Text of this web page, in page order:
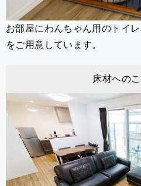
お部屋にわんちゃん用のトイ
をご用意しています。
床材への